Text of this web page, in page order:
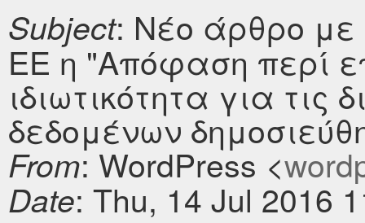
Subject: Νέο άρθρο με
ΕΕ η "Απόφαση περί
ιδιωτικότητα για τις
δεδομένων
From: WordPress <
Date: Thu, 14 Jul 2016